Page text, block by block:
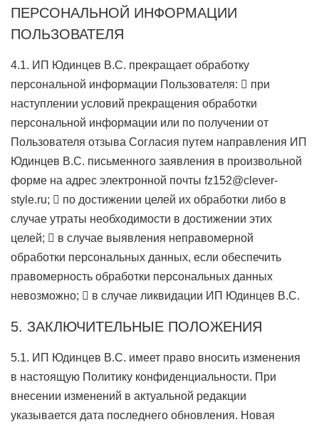
ПЕРСОНАЛЬНОЙ ИНФОРМАЦИИ
ПОЛЬЗОВАТЕЛЯ
4.1. ИП Юдинцев В.С. прекращает обработку
персональной информации Пользователя:  при
наступлении условий прекращения обработки
персональной информации или по получении от
Пользователя отзыва Согласия путем направления ИП
Юдинцев В.С. письменного заявления в произвольной
форме на адрес электронной почты fz152@clever-
style.ru;  по достижении целей их обработки либо в
случае утраты необходимости в достижении этих
целей;  в случае выявления неправомерной
обработки персональных данных, если обеспечить
правомерность обработки персональных данных
невозможно;  в случае ликвидации ИП Юдинцев В.С.
5. ЗАКЛЮЧИТЕЛЬНЫЕ ПОЛОЖЕНИЯ
5.1. ИП Юдинцев В.С. имеет право вносить изменения
в настоящую Политику конфиденциальности. При
внесении изменений в актуальной редакции
указывается дата последнего обновления. Новая